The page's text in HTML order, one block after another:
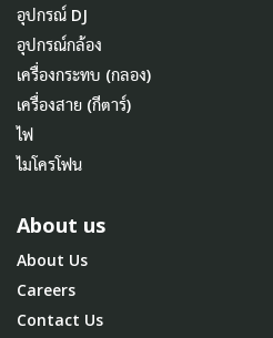
อุปกรณ์ DJ
อุปกรณ์กล้อง
เครื่องกระทบ (กลอง)
เครื่องสาย (กีตาร์)
ไฟ
ไมโครโฟน
About us
About Us
Careers
Contact Us